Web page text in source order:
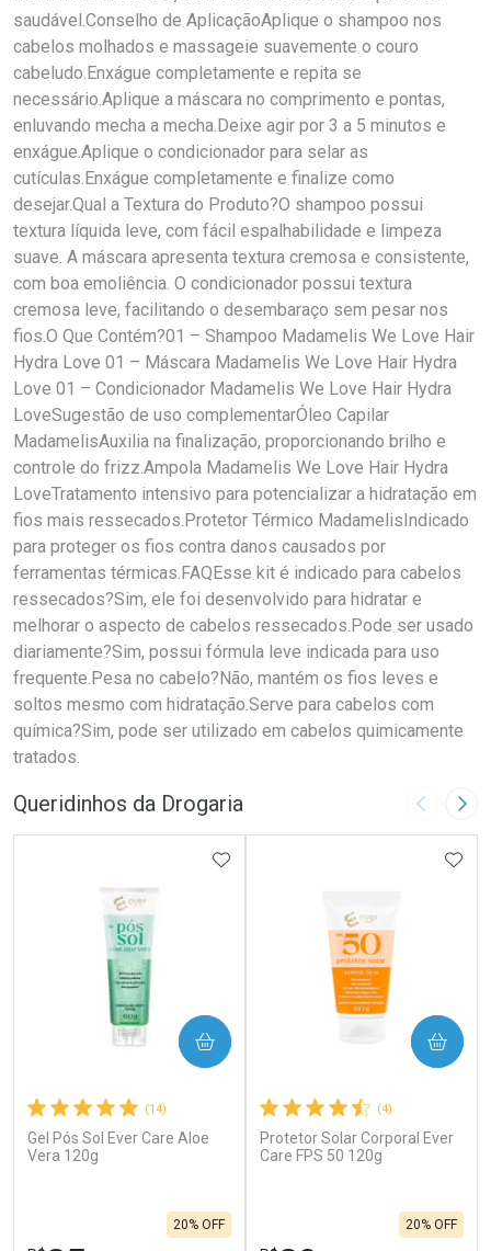
saudável.Conselho de AplicaçãoAplique o shampoo nos
cabelos molhados e massageie suavemente o couro
cabeludo.Enxágue completamente e repita se
necessário.Aplique a máscara no comprimento e pontas,
enluvando mecha a mecha.Deixe agir por 3 a 5 minutos e
enxágue.Aplique o condicionador para selar as
cutículas.Enxágue completamente e finalize como
desejar.Qual a Textura do Produto?O shampoo possui
textura líquida leve, com fácil espalhabilidade e limpeza
suave. A máscara apresenta textura cremosa e consistente,
com boa emoliência. O condicionador possui textura
cremosa leve, facilitando o desembaraço sem pesar nos
fios.O Que Contém?01 – Shampoo Madamelis We Love Hair
Hydra Love 01 – Máscara Madamelis We Love Hair Hydra
Love 01 – Condicionador Madamelis We Love Hair Hydra
LoveSugestão de uso complementarÓleo Capilar
MadamelisAuxilia na finalização, proporcionando brilho e
controle do frizz.Ampola Madamelis We Love Hair Hydra
LoveTratamento intensivo para potencializar a hidratação em
fios mais ressecados.Protetor Térmico MadamelisIndicado
para proteger os fios contra danos causados por
ferramentas térmicas.FAQEsse kit é indicado para cabelos
ressecados?Sim, ele foi desenvolvido para hidratar e
melhorar o aspecto de cabelos ressecados.Pode ser usado
diariamente?Sim, possui fórmula leve indicada para uso
frequente.Pesa no cabelo?Não, mantém os fios leves e
soltos mesmo com hidratação.Serve para cabelos com
química?Sim, pode ser utilizado em cabelos quimicamente
tratados.
Queridinhos da Drogaria Imagem
(14)
Gel Pós Sol Ever Care Aloe
Vera 120g
20% OFF
ADICIONAR AOS FAVORITOS
COMPRAR
(4)
Protetor Solar Corporal Ever
Care FPS 50 120g
20% OFF
COMPRAR